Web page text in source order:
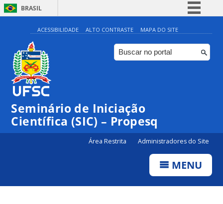
BRASIL
Simplifique!
Comunica BR
Participe
ACESSIBILIDADE ALTO CONTRASTE MAPA DO SITE
Seminário de Iniciação
Científica (SIC) – Propesq
Área Restrita Administradores do Site
MENU